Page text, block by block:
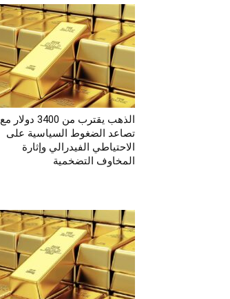
الذهب يقترب من 3400 دولار مع
تصاعد الضغوط السياسية على
الاحتياطي الفيدرالي وإثارة
المخاوف التضخمية